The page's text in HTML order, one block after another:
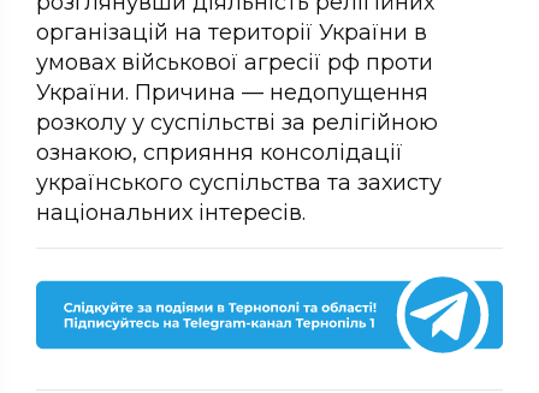
організацій на території України в
умовах військової агресії рф проти
України. Причина — недопущення
розколу у суспільстві за релігійною
ознакою, сприяння консолідації
українського суспільства та захисту
національних інтересів.